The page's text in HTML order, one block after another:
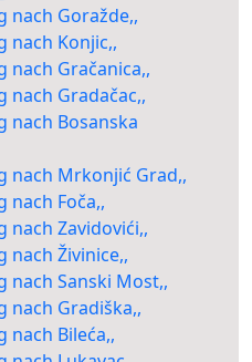
nach Goražde,,
nach Konjic,,
nach Gračanica,,
nach Gradačac,,
nach Bosanska
nach Mrkonjić Grad,,
nach Foča,,
nach Zavidovići,,
nach Živinice,,
nach Sanski Most,,
nach Gradiška,,
nach Bileća,,